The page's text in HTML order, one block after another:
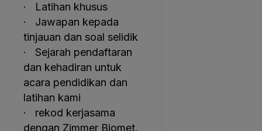
· Latihan khusus
· Jawapan kepada
tinjauan dan soal selidik
· Sejarah pendaftaran
dan kehadiran untuk
acara pendidikan dan
latihan kami
· rekod kerjasama
dengan Zimmer Biomet,